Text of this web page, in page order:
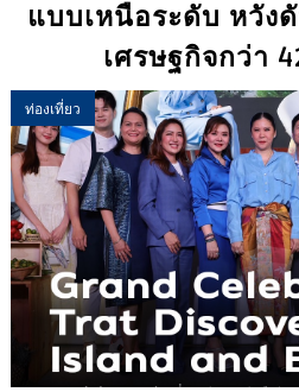
แบบเหนือระดับ หวัง
เศรษฐกิจกว่า
ท่องเที่ยว